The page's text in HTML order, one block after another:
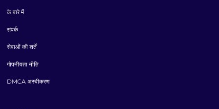
के बारे में
संपर्क
सेवाओं की शर्तें
गोपनीयता नीति
DMCA अस्वीकरण